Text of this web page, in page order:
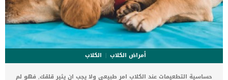
أمراض الكلاب
الكلاب
حساسية التطعيمات عند الكلاب امر طبيعى ولا يجب ان يثير قلقك, فهو لم